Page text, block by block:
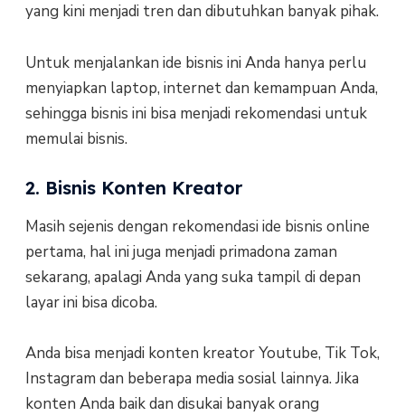
yang kini menjadi tren dan dibutuhkan banyak pihak.
Untuk menjalankan ide bisnis ini Anda hanya perlu
menyiapkan laptop, internet dan kemampuan Anda,
sehingga bisnis ini bisa menjadi rekomendasi untuk
memulai bisnis.
2. Bisnis Konten Kreator
Masih sejenis dengan rekomendasi ide bisnis online
pertama, hal ini juga menjadi primadona zaman
sekarang, apalagi Anda yang suka tampil di depan
layar ini bisa dicoba.
Anda bisa menjadi konten kreator Youtube, Tik Tok,
Instagram dan beberapa media sosial lainnya. Jika
konten Anda baik dan disukai banyak orang